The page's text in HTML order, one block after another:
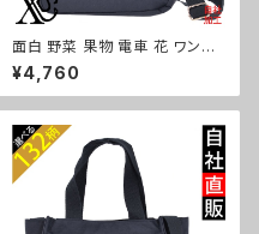
面白 野菜 果物 電車 花 ワンポ
イント 刺繍トート ショルダーバ
ッグ カジュアル 軽量 レディース
メンズ 雑貨 グッズ 自社ブランド
鳥獣戯画 富士山 パチンコ ori-
a-bg181-b09-s
¥4,760